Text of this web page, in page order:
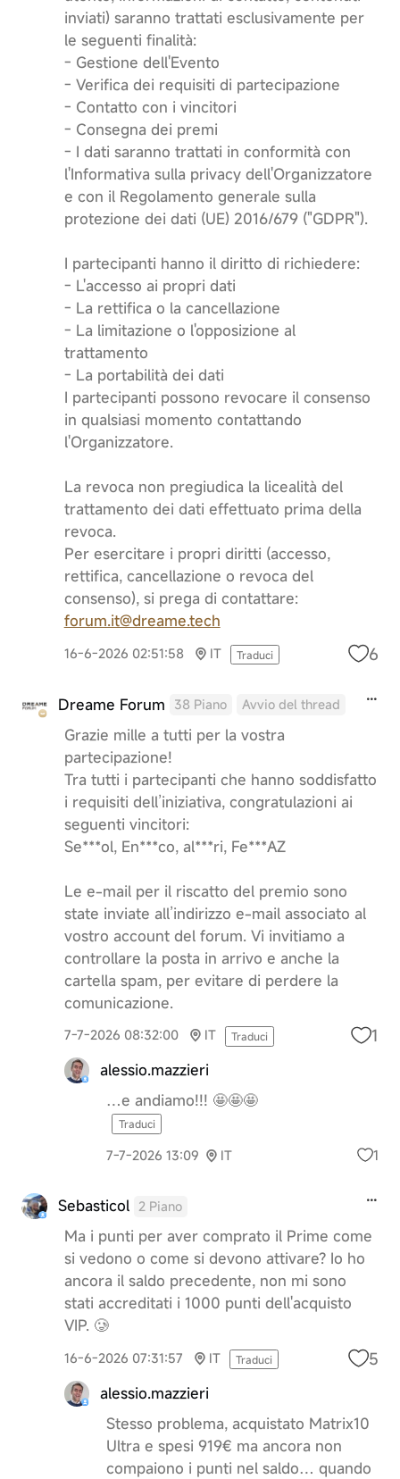
inviati) saranno trattati esclusivamente per
le seguenti finalità:
- Gestione dell'Evento
- Verifica dei requisiti di partecipazione
- Contatto con i vincitori
- Consegna dei premi
- I dati saranno trattati in conformità con
l'Informativa sulla privacy dell'Organizzatore
e con il Regolamento generale sulla
protezione dei dati (UE) 2016/679 ("GDPR").
I partecipanti hanno il diritto di richiedere:
- L'accesso ai propri dati
- La rettifica o la cancellazione
- La limitazione o l'opposizione al
trattamento
- La portabilità dei dati
I partecipanti possono revocare il consenso
in qualsiasi momento contattando
l'Organizzatore.
La revoca non pregiudica la licealità del
trattamento dei dati effettuato prima della
revoca.
Per esercitare i propri diritti (accesso,
rettifica, cancellazione o revoca del
consenso), si prega di contattare:
forum.it@dreame.tech
16-6-2026 02:51:58 IT Traduci 6
Dreame Forum 38 Piano Avvio del thread
Grazie mille a tutti per la vostra
partecipazione!
Tra tutti i partecipanti che hanno soddisfatto
i requisiti dell’iniziativa, congratulazioni ai
seguenti vincitori:
Se***ol, En***co, al***ri, Fe***AZ
Le e-mail per il riscatto del premio sono
state inviate all’indirizzo e-mail associato al
vostro account del forum. Vi invitiamo a
controllare la posta in arrivo e anche la
cartella spam, per evitare di perdere la
comunicazione.
7-7-2026 08:32:00 IT Traduci 1
alessio.mazzieri
…e andiamo!!! 🤩🤩🤩
Traduci
7-7-2026 13:09 IT 1
Sebasticol 2 Piano
Ma i punti per aver comprato il Prime come
si vedono o come si devono attivare? Io ho
ancora il saldo precedente, non mi sono
stati accreditati i 1000 punti dell'acquisto
VIP. 🥲
16-6-2026 07:31:57 IT Traduci 5
alessio.mazzieri
Stesso problema, acquistato Matrix10
Ultra e spesi 919€ ma ancora non
compaiono i punti nel saldo… quando